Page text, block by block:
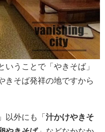
いうことで「やきそば」
きそば発祥の地ですから
以外にも「 汁かけやきそ